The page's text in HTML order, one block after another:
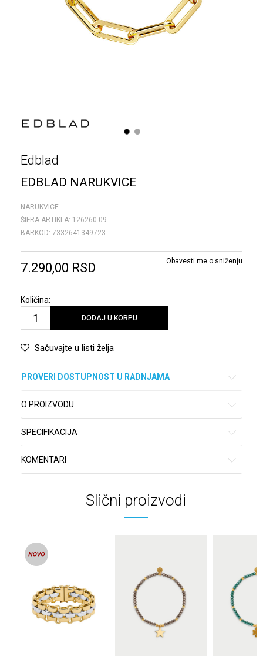
1 2
Edblad
EDBLAD NARUKVICE
NARUKVICE
ŠIFRA ARTIKLA: 126260 09
BARKOD: 7332641349723
7.290,00 RSD Obavesti me o sniženju
Količina:
DODAJ U KORPU
Sačuvajte u listi želja
PROVERI DOSTUPNOST U RADNJAMA
O PROIZVODU
SPECIFIKACIJA
KOMENTARI
Slični proizvodi